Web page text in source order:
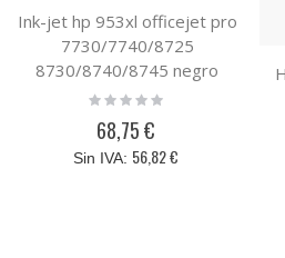
Ink-jet hp 953xl officejet pro
7730/7740/8725
8730/8740/8745 negro
2000 paginas
Rating:
68,75 €
56,82 €